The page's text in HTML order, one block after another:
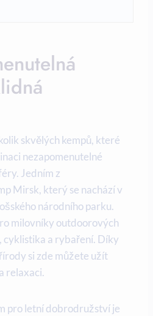
skvělých kempů, které
nezapomenutelné
Jedním z
Mirsk, který se nachází v
národního parku.​
milovníky outdoorových
​a rybaření. ⁣Díky
si zde můžete užít
relaxaci.
pro​ letní dobrodružství je